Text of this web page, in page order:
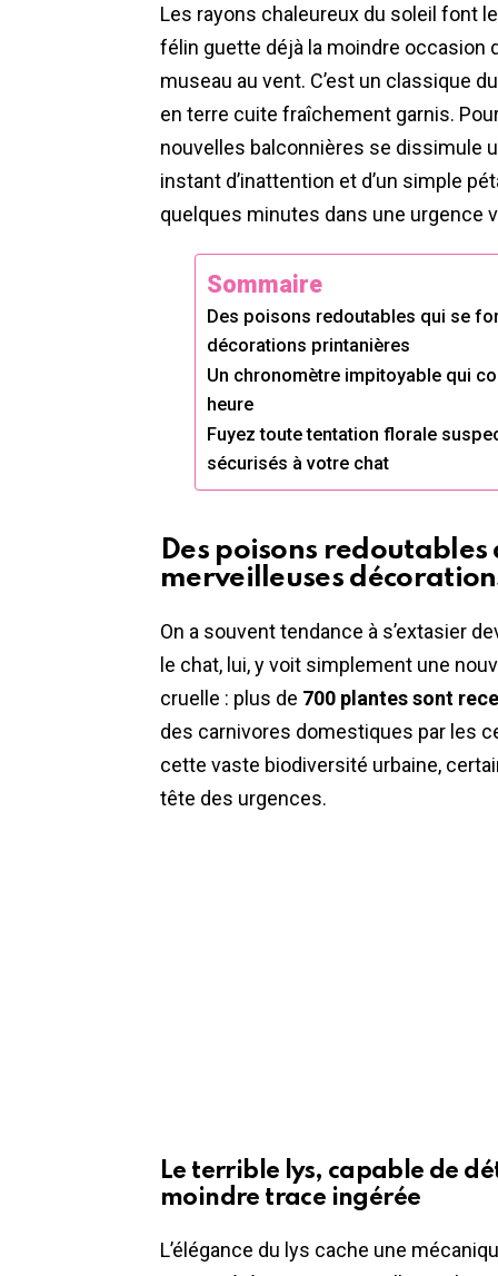
Les rayons chaleureux du soleil font
félin guette déjà la moindre occasion
museau au vent. C’est un classique
en terre cuite fraîchement garnis.
nouvelles balconnières se dissimule
instant d’inattention et d’un simple
quelques minutes dans une urgence
Sommaire
Des poisons redoutables qui se
décorations printanières
Un chronomètre impitoyable qui
heure
Fuyez toute tentation florale
sécurisés à votre chat
Des poisons
merveilleuses
On a souvent tendance à s’extasier
le chat, lui, y voit simplement une
cruelle : plus de 700 plantes sont
des carnivores domestiques par les
cette vaste biodiversité urbaine,
tête des urgences.
Le terrible lys, capable de
moindre trace ingérée
L’élégance du lys cache une